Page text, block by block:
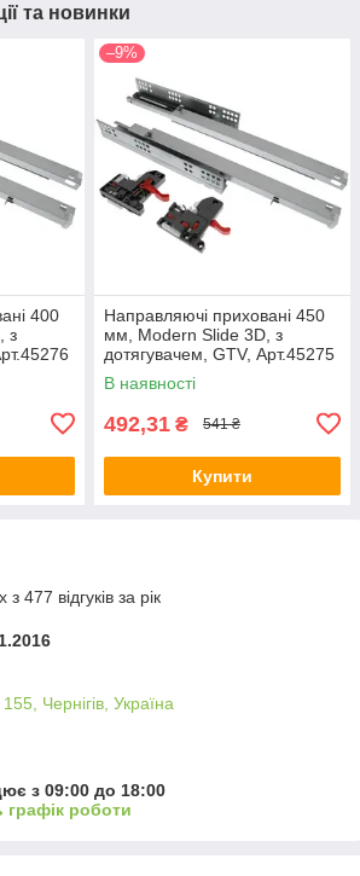
та новинки
400
з
–9%
Направляючі приховані 450
мм, Modern Slide 3D, з
дотягувачем, GTV, Арт.45275
В наявності
492,31 ₴ 541 ₴
Купити
477 відгуків за рік
Чернігів, Україна
з 09:00 до 18:00
графік роботи